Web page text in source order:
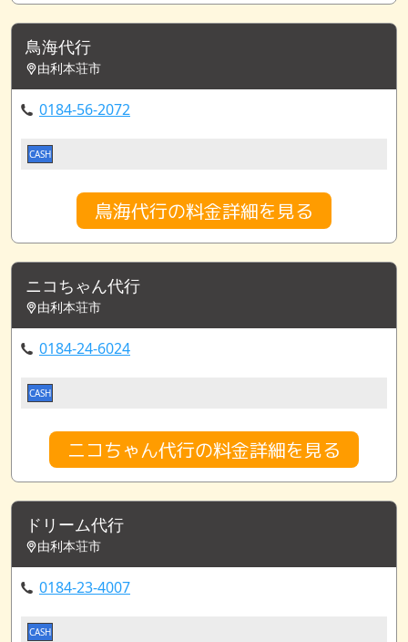
鳥海代行
由利本荘市
0184-56-2072
CASH
鳥海代行の料金詳細を見る
ニコちゃん代行
由利本荘市
0184-24-6024
CASH
ニコちゃん代行の料金詳細を見る
ドリーム代行
由利本荘市
0184-23-4007
CASH